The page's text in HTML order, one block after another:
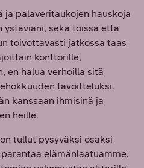
ja palaveritaukojen hauskoja
sekä töissä että
toivottavasti jatkossa taas
konttorille,
en halua verhoilla sitä
tavoitteluksi.
kanssaan ihmisinä ja
heille.
tullut pysyväksi osaksi
elämänlaatuamme,